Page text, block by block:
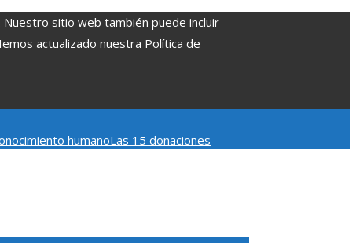
sitio web también puede incluir
actualizado nuestra Política de
humanoLas 15 donaciones